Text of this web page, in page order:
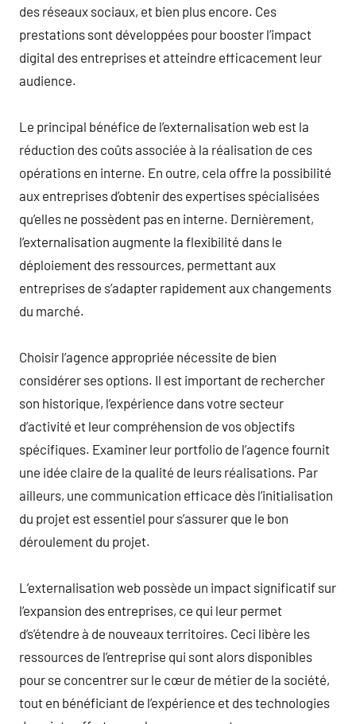
des réseaux sociaux, et bien plus encore. Ces
prestations sont développées pour booster l’impact
digital des entreprises et atteindre efficacement leur
audience.
Le principal bénéfice de l’externalisation web est la
réduction des coûts associée à la réalisation de ces
opérations en interne. En outre, cela offre la possibilité
aux entreprises d’obtenir des expertises spécialisées
qu’elles ne possèdent pas en interne. Dernièrement,
l’externalisation augmente la flexibilité dans le
déploiement des ressources, permettant aux
entreprises de s’adapter rapidement aux changements
du marché.
Choisir l’agence appropriée nécessite de bien
considérer ses options. Il est important de rechercher
son historique, l’expérience dans votre secteur
d’activité et leur compréhension de vos objectifs
spécifiques. Examiner leur portfolio de l’agence fournit
une idée claire de la qualité de leurs réalisations. Par
ailleurs, une communication efficace dès l’initialisation
du projet est essentiel pour s’assurer que le bon
déroulement du projet.
L’externalisation web possède un impact significatif sur
l’expansion des entreprises, ce qui leur permet
d’s’étendre à de nouveaux territoires. Ceci libère les
ressources de l’entreprise qui sont alors disponibles
pour se concentrer sur le cœur de métier de la société,
tout en bénéficiant de l’expérience et des technologies